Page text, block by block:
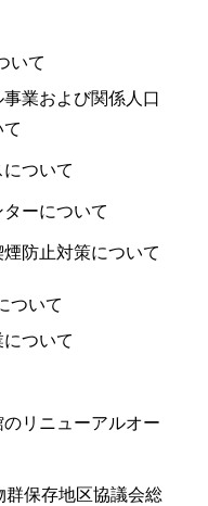
いて
業および関係人口
ついて
ーについて
防止対策について
ついて
ついて
リニューアルオー
保存地区協議会総